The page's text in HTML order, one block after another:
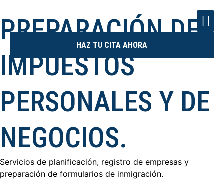
HAZ TU CITA AHORA
PREPARACIÓN DE
IMPUESTOS
PERSONALES Y DE
NEGOCIOS.
Servicios de planificación, registro de empresas y
preparación de formularios de inmigración.